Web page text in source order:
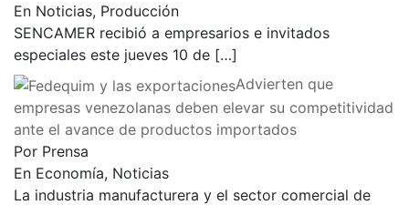
En Noticias, Producción
SENCAMER recibió a empresarios e invitados
especiales este jueves 10 de […]
Advierten que
empresas venezolanas deben elevar su competitividad
ante el avance de productos importados
Por Prensa
En Economía, Noticias
La industria manufacturera y el sector comercial de